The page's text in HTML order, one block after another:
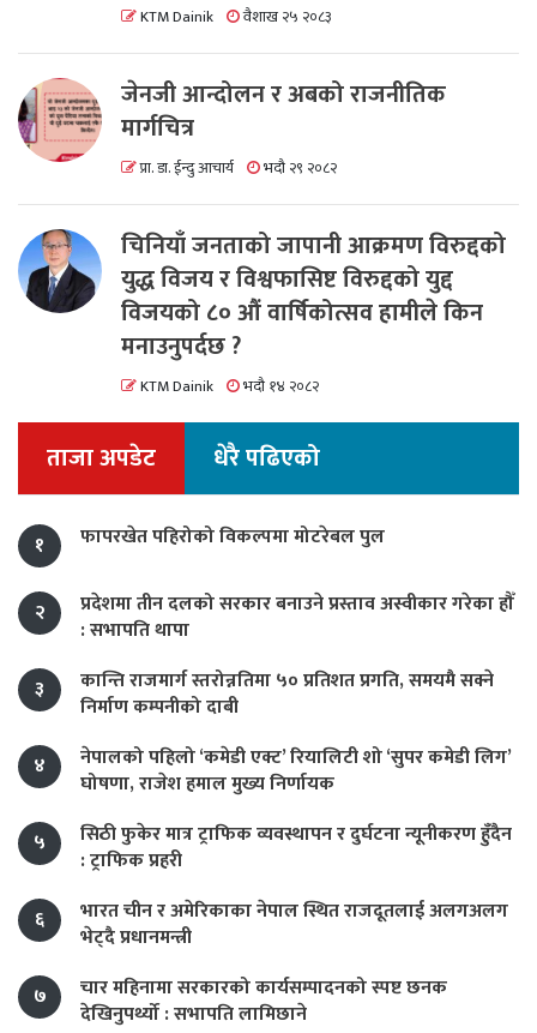
KTM Dainik वैशाख २५ २०८३
जेनजी आन्दोलन र अबको राजनीतिक
मार्गचित्र
प्रा. डा. ईन्दु आचार्य भदौ २९ २०८२
चिनियाँ जनताको जापानी आक्रमण विरुद्दको
युद्ध विजय र विश्वफासिष्ट विरुद्दको युद्द
विजयको ८० औं वार्षिकोत्सव हामीले किन
मनाउनुपर्दछ ?
KTM Dainik भदौ १४ २०८२
ताजा अपडेट धेरै पढिएको
१ फापरखेत पहिरोको विकल्पमा मोटरेबल पुल
२
प्रदेशमा तीन दलको सरकार बनाउने प्रस्ताव अस्वीकार गरेका हौँ
: सभापति थापा
३
कान्ति राजमार्ग स्तरोन्नतिमा ५० प्रतिशत प्रगति, समयमै सक्ने
निर्माण कम्पनीको दाबी
४
नेपालको पहिलो ‘कमेडी एक्ट’ रियालिटी शो ‘सुपर कमेडी लिग’
घोषणा, राजेश हमाल मुख्य निर्णायक
५
सिठी फुकेर मात्र ट्राफिक व्यवस्थापन र दुर्घटना न्यूनीकरण हुँदैन
: ट्राफिक प्रहरी
६
भारत चीन र अमेरिकाका नेपाल स्थित राजदूतलाई अलगअलग
भेट्दै प्रधानमन्त्री
७
चार महिनामा सरकारको कार्यसम्पादनको स्पष्ट छनक
देखिनुपर्थ्यो : सभापति लामिछाने